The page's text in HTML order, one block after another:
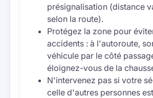
présignalisation (distance
selon la route).
Protégez la zone pour
accidents : à l'autoroute,
véhicule par le côté
éloignez-vous de la
N'intervenez pas si votre
celle d'autres personnes